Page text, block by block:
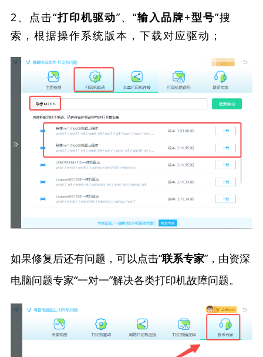
2、点击“打印机驱动”、“输入品牌+型号”搜
索，根据操作系统版本，下载对应驱动；
如果修复后还有问题，可以点击“联系专家”，由资深
电脑问题专家“一对一”解决各类打印机故障问题。